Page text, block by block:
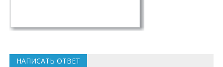
НАПИСАТЬ ОТВЕТ